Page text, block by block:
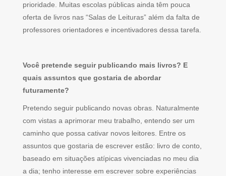
prioridade. Muitas escolas públicas ainda têm pouca
oferta de livros nas “Salas de Leituras” além da falta de
professores orientadores e incentivadores dessa tarefa.
Você pretende seguir publicando mais livros? E
quais assuntos que gostaria de abordar
futuramente?
Pretendo seguir publicando novas obras. Naturalmente
com vistas a aprimorar meu trabalho, entendo ser um
caminho que possa cativar novos leitores. Entre os
assuntos que gostaria de escrever estão: livro de conto,
baseado em situações atípicas vivenciadas no meu dia
a dia; tenho interesse em escrever sobre experiências